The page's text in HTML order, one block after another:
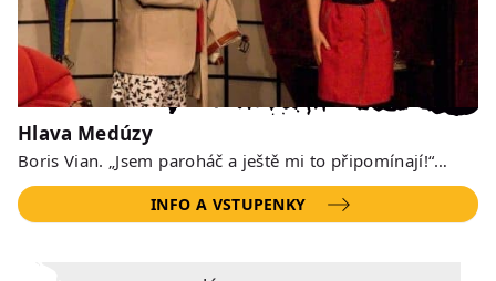
Hlava Medúzy
Boris Vian. „Jsem paroháč a ještě mi to připomínají!“…
INFO A VSTUPENKY